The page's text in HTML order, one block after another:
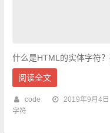
什么是HTML的实体字符
阅读全文
code 2019年9月4日
字符